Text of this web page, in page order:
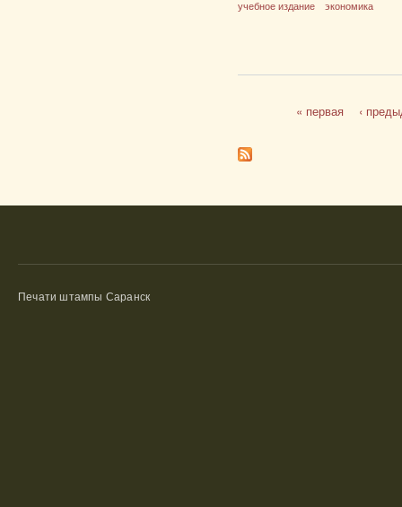
учебное издание экономика
« первая ‹
Печати штампы Саранск